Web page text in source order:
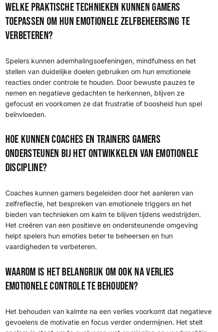
Welke praktische technieken kunnen gamers
toepassen om hun emotionele zelfbeheersing te
verbeteren?
Spelers kunnen ademhalingsoefeningen, mindfulness en het
stellen van duidelijke doelen gebruiken om hun emotionele
reacties onder controle te houden. Door bewuste pauzes te
nemen en negatieve gedachten te herkennen, blijven ze
gefocust en voorkomen ze dat frustratie of boosheid hun spel
beïnvloeden.
Hoe kunnen coaches en trainers gamers
ondersteunen bij het ontwikkelen van emotionele
discipline?
Coaches kunnen gamers begeleiden door het aanleren van
zelfreflectie, het bespreken van emotionele triggers en het
bieden van technieken om kalm te blijven tijdens wedstrijden.
Het creëren van een positieve en ondersteunende omgeving
helpt spelers hun emoties beter te beheersen en hun
vaardigheden te verbeteren.
Waarom is het belangrijk om ook na verlies
emotionele controle te behouden?
Het behouden van kalmte na een verlies voorkomt dat negatieve
gevoelens de motivatie en focus verder ondermijnen. Het stelt